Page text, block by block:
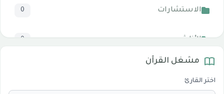
الاستشارات 0
الأناشيد 0
مشغل القرآن
اختر القارئ